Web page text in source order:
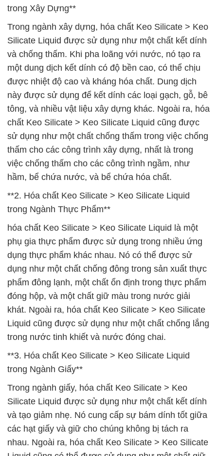
trong Xây Dựng**
Trong ngành xây dựng, hóa chất Keo Silicate > Keo
Silicate Liquid được sử dụng như một chất kết dính
và chống thấm. Khi pha loãng với nước, nó tạo ra
một dung dịch kết dính có độ bền cao, có thể chịu
được nhiệt độ cao và kháng hóa chất. Dung dịch
này được sử dụng để kết dính các loại gạch, gỗ, bê
tông, và nhiều vật liệu xây dựng khác. Ngoài ra, hóa
chất Keo Silicate > Keo Silicate Liquid cũng được
sử dụng như một chất chống thấm trong việc chống
thấm cho các công trình xây dựng, nhất là trong
việc chống thấm cho các công trình ngầm, như
hầm, bể chứa nước, và bể chứa hóa chất.
**2. Hóa chất Keo Silicate > Keo Silicate Liquid
trong Ngành Thực Phẩm**
hóa chất Keo Silicate > Keo Silicate Liquid là một
phụ gia thực phẩm được sử dụng trong nhiều ứng
dụng thực phẩm khác nhau. Nó có thể được sử
dụng như một chất chống đông trong sản xuất thực
phẩm đông lạnh, một chất ổn định trong thực phẩm
đóng hộp, và một chất giữ màu trong nước giải
khát. Ngoài ra, hóa chất Keo Silicate > Keo Silicate
Liquid cũng được sử dụng như một chất chống lắng
trong nước tinh khiết và nước đóng chai.
**3. Hóa chất Keo Silicate > Keo Silicate Liquid
trong Ngành Giấy**
Trong ngành giấy, hóa chất Keo Silicate > Keo
Silicate Liquid được sử dụng như một chất kết dính
và tạo giảm nhẹ. Nó cung cấp sự bám dính tốt giữa
các hạt giấy và giữ cho chúng không bị tách ra
nhau. Ngoài ra, hóa chất Keo Silicate > Keo Silicate